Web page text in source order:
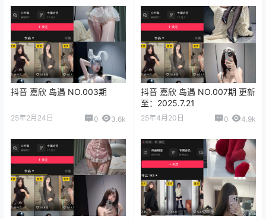
抖音 嘉欣 岛遇 NO.003期
25年2月24日 0 3.6k
抖音 嘉欣 岛遇 NO.007期 更新
至：2025.7.21
25年4月20日 0 4.9k